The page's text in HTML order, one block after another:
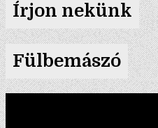
Írjon nekünk
Fülbemászó
Videólejátszó